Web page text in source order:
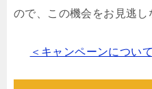
ので、この機会をお見逃し
＜キャンペーンについ